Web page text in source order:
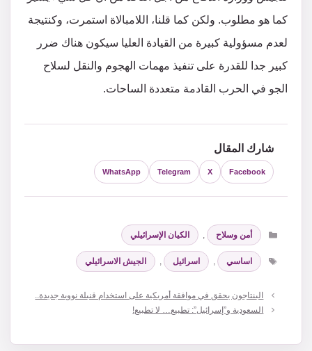
كما هو مطلوب. ولكن كما قلنا، اللامبالاة استمرت، وكنتيجة
لعدم مسؤولية كبيرة من القيادة العليا سيكون هناك ضرر
كبير جدا للقدرة على تنفيذ مهمات الهجوم والنقل لسلاح
الجو في الحرب القادمة متعددة الساحات.
شارك المقال
Facebook
X
Telegram
WhatsApp
التصنيفات
أمن وسلاح ,
الكيان الإسرائيلي
الوسوم
اساسي , اسرائيل , الجيش الاسرائيلي
البنتاجون يحقق في موافقة أمريكية على استخدام قنبلة نووية جديدة..
السعودية و”إسرائيل”: تطبيع… لا تطبيع!